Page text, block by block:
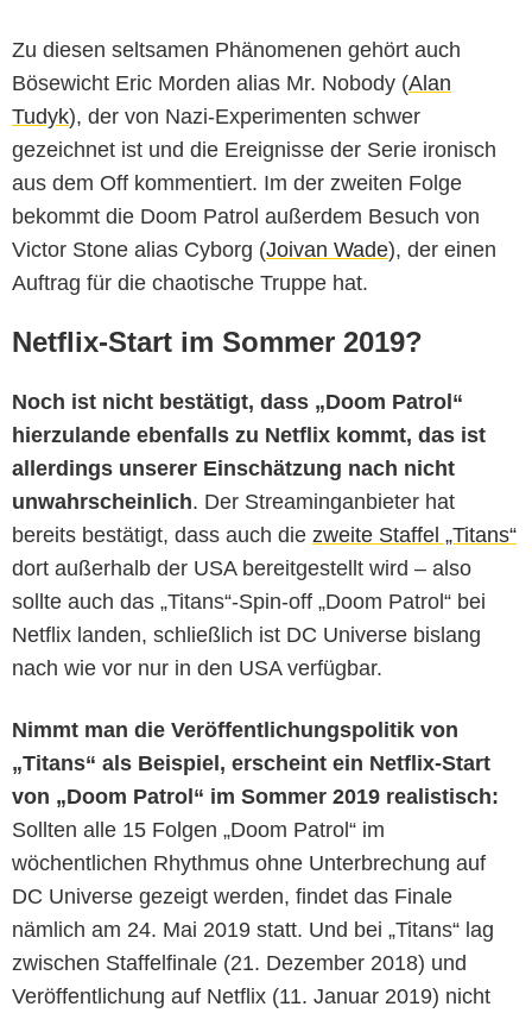
Zu diesen seltsamen Phänomenen gehört auch
Bösewicht Eric Morden alias Mr. Nobody (Alan
Tudyk), der von Nazi-Experimenten schwer
gezeichnet ist und die Ereignisse der Serie ironisch
aus dem Off kommentiert. Im der zweiten Folge
bekommt die Doom Patrol außerdem Besuch von
Victor Stone alias Cyborg (Joivan Wade), der einen
Auftrag für die chaotische Truppe hat.
Netflix-Start im Sommer 2019?
Noch ist nicht bestätigt, dass „Doom Patrol“
hierzulande ebenfalls zu Netflix kommt, das ist
allerdings unserer Einschätzung nach nicht
unwahrscheinlich. Der Streaminganbieter hat
bereits bestätigt, dass auch die zweite Staffel „Titans“
dort außerhalb der USA bereitgestellt wird – also
sollte auch das „Titans“-Spin-off „Doom Patrol“ bei
Netflix landen, schließlich ist DC Universe bislang
nach wie vor nur in den USA verfügbar.
Nimmt man die Veröffentlichungspolitik von
„Titans“ als Beispiel, erscheint ein Netflix-Start
von „Doom Patrol“ im Sommer 2019 realistisch:
Sollten alle 15 Folgen „Doom Patrol“ im
wöchentlichen Rhythmus ohne Unterbrechung auf
DC Universe gezeigt werden, findet das Finale
nämlich am 24. Mai 2019 statt. Und bei „Titans“ lag
zwischen Staffelfinale (21. Dezember 2018) und
Veröffentlichung auf Netflix (11. Januar 2019) nicht